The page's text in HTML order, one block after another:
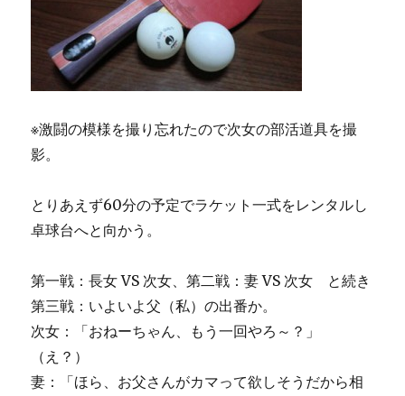
※激闘の模様を撮り忘れたので次女の部活道具を撮
影。
とりあえず60分の予定でラケット一式をレンタルし
卓球台へと向かう。
第一戦：長女 VS 次女、第二戦：妻 VS 次女 と続き
第三戦：いよいよ父（私）の出番か。
次女：「おねーちゃん、もう一回やろ～？」
（え？）
妻：「ほら、お父さんがカマって欲しそうだから相